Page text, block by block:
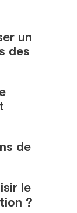
un
des
de
le
?